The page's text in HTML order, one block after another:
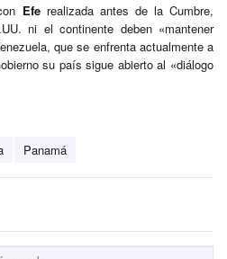
Eferealizada antes de la Cumbre,
ni el continente deben «mantener
que se enfrenta actualmente a
su país sigue abierto al «diálogo
Panamá